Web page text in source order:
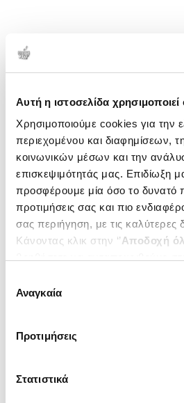
Αυτή η ιστοσελίδα
Χρησιμοποιούμε cookies για την
περιεχομένου και διαφημίσεων,
κοινωνικών μέσων και την
επισκεψιμότητάς μας. Επιδίωξη
προσφέρουμε μία όσο το δυνατό
προτιμήσεις σας και πιο
σας περιήγηση, με τις καλύτερες
Κάνοντας κλικ στην ‘’Αποδοχή
ενδιαφέρουν και να επιλέξετε
΄΄και να
συγκατάθεσης
Αναγκαία
Προτιμήσεις
Στατιστικά